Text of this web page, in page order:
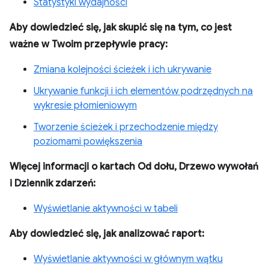
Statystyki wydajności
Aby dowiedzieć się, jak skupić się na tym, co jest
ważne w Twoim przepływie pracy:
Zmiana kolejności ścieżek i ich ukrywanie
Ukrywanie funkcji i ich elementów podrzędnych na
wykresie płomieniowym
Tworzenie ścieżek i przechodzenie między
poziomami powiększenia
Więcej informacji o kartach Od dołu, Drzewo wywołań
i Dziennik zdarzeń:
Wyświetlanie aktywności w tabeli
Aby dowiedzieć się, jak analizować raport:
Wyświetlanie aktywności w głównym wątku